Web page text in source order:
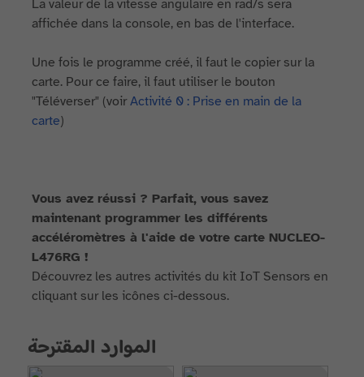
La valeur de la vitesse angulaire en rad/s sera
affichée dans la console, en bas de l'interface.
Une fois le programme créé, il faut le copier sur la
carte. Pour ce faire, il faut utiliser le bouton
"Téléverser" (voirActivité 0 : Prise en main de la
carte)
Vous avez réussi ? Parfait, vous savez
maintenant programmer les différents
accéléromètres à l'aide de votre carte NUCLEO-
L476RG !
Découvrez les autres activités du kit IoT Sensors en
cliquant sur les icônes ci-dessous.
الموارد المقترحة